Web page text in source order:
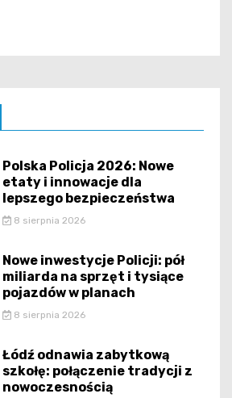
Polska Policja 2026: Nowe
etaty i innowacje dla
lepszego bezpieczeństwa
8 sierpnia 2026
Nowe inwestycje Policji: pół
miliarda na sprzęt i tysiące
pojazdów w planach
8 sierpnia 2026
Łódź odnawia zabytkową
szkołę: połączenie tradycji z
nowoczesnością